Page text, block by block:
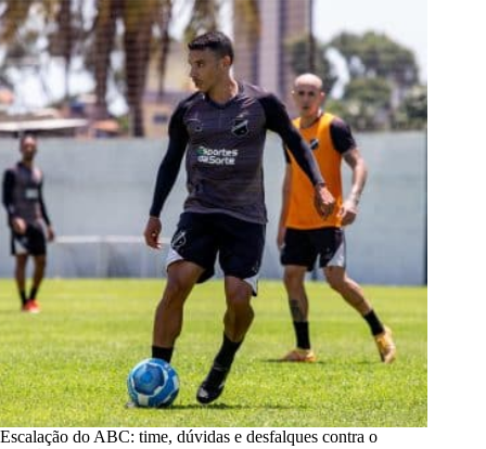
Escalação do ABC: time, dúvidas e desfalques contra o